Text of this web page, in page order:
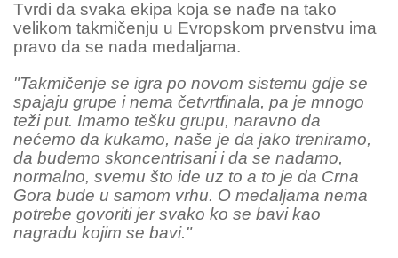
Tvrdi da svaka ekipa koja se nađe na tako
velikom takmičenju u Evropskom prvenstvu ima
pravo da se nada medaljama.
"Takmičenje se igra po novom sistemu gdje se
spajaju grupe i nema četvrtfinala, pa je mnogo
teži put. Imamo tešku grupu, naravno da
nećemo da kukamo, naše je da jako treniramo,
da budemo skoncentrisani i da se nadamo,
normalno, svemu što ide uz to a to je da Crna
Gora bude u samom vrhu. O medaljama nema
potrebe govoriti jer svako ko se bavi kao
nagradu kojim se bavi."